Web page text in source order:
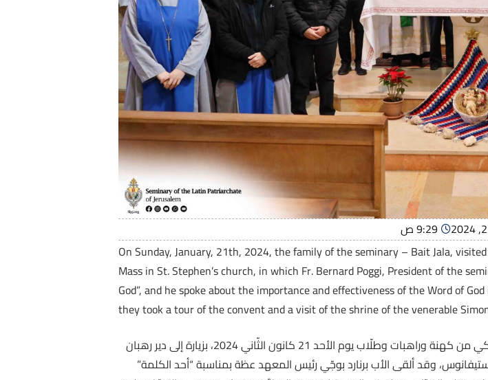
9:29 ص
On Sunday, January, 21th, 2024, the family of the seminary – Bait Jala,
Mass in St. Stephen’s church, in which Fr. Bernard Poggi, President of the
God”, and he spoke about the importance and effectiveness of the Word of
they took a tour of the convent and a visit of the shrine of the venerable
ضمن النّشاط الأسبوعي لزيارة الرعايا والأديرة قامت عائلة المعهد الإكليريكي من كهنة وراهبات وطلّاب يوم الأحد 21 كانون الثّاني 2024، بزيارة إلى دير رهبان
وقد ألقى الأب برنارد بوجّي رئيس المعهد عظة بمناسبة “أحد الكلمة”